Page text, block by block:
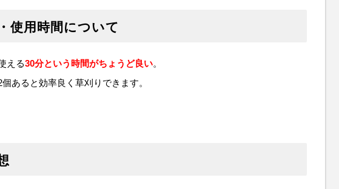
使用時間について
える30分という時間がちょうど良い。
あると効率良く草刈りできます。